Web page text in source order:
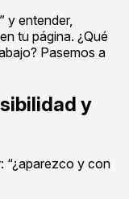
y entender,
tu página. ¿Qué
Pasemos a
y
“¿aparezco y con